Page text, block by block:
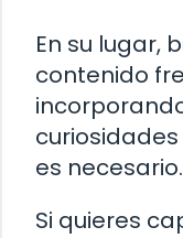
En su lugar,
contenido
es necesario.
Si quieres